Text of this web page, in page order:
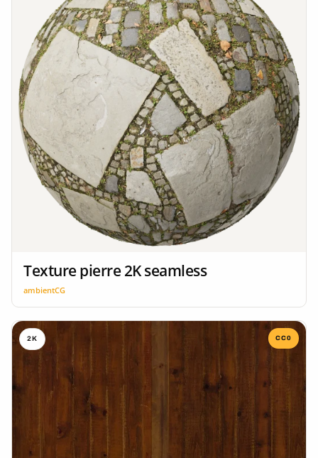
Texture pierre 2K seamless
ambientCG
2K CC0